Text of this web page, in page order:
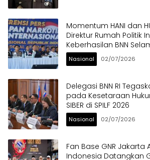
Momentum HANI dan
Direktur Rumah Politik
Keberhasilan BNN
Anak Bangsa dari
Nasional 02/07/2026
Delegasi BNN RI
pada Kesetaraan
SIBER di SPILF 2026
Nasional 02/07/2026
Fan Base GNR Jakarta
Indonesia Datangkan